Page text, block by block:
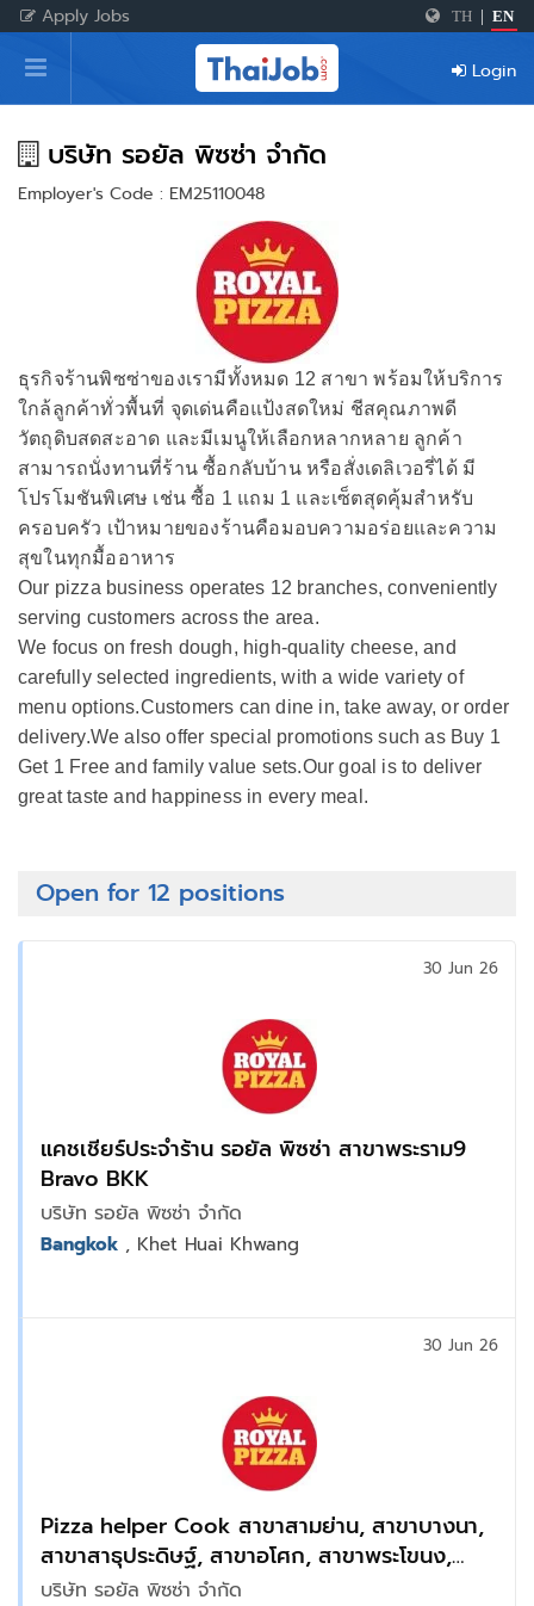
Apply Jobs TH EN
Home
Login
Register
Login
บริษัท รอยัล พิซซ่า จำกัด
Employer's Code : EM25110048
ธุรกิจร้านพิซซ่าของเรามีทั้งหมด 12 สาขา พร้อมให้บริการ
ใกล้ลูกค้าทั่วพื้นที่ จุดเด่นคือแป้งสดใหม่ ชีสคุณภาพดี
วัตถุดิบสดสะอาด และมีเมนูให้เลือกหลากหลาย ลูกค้า
สามารถนั่งทานที่ร้าน ซื้อกลับบ้าน หรือสั่งเดลิเวอรี่ได้ มี
โปรโมชันพิเศษ เช่น ซื้อ 1 แถม 1 และเซ็ตสุดคุ้มสำหรับ
ครอบครัว เป้าหมายของร้านคือมอบความอร่อยและความ
สุขในทุกมื้ออาหาร
Our pizza business operates 12 branches, conveniently
serving customers across the area.
We focus on fresh dough, high-quality cheese, and
carefully selected ingredients, with a wide variety of
menu options.Customers can dine in, take away, or order
delivery.We also offer special promotions such as Buy 1
Get 1 Free and family value sets.Our goal is to deliver
great taste and happiness in every meal.
Open for 12 positions
แคชเชียร์ประจำร้าน รอยัล พิซซ่า สาขาพระราม9
Bravo BKK
บริษัท รอยัล พิซซ่า จำกัด
30 Jun 26
Bangkok , Khet Huai Khwang
Pizza helper Cook สาขาสามย่าน, สาขาบางนา,
สาขาสาธุประดิษฐ์, สาขาอโศก, สาขาพระโขนง,
สาขาเอเชียทิค, สาขารามคำแหง
บริษัท รอยัล พิซซ่า จำกัด
30 Jun 26